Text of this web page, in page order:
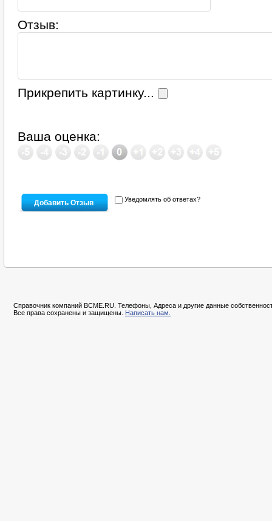
Отзыв:
Прикрепить картинку...
Ваша оценка:
Уведомлять об ответах?
Справочник компаний BCME.RU. Телефоны, Адреса и другие данные
Все права сохранены и защищены. Написать нам.